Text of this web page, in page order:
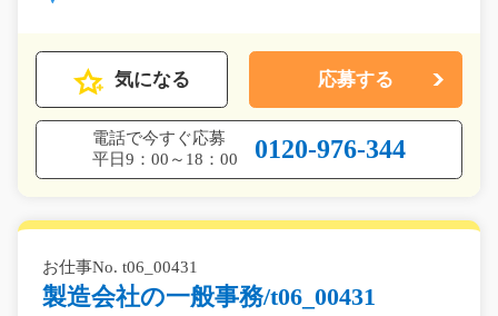
気になる 応募する
電話で今すぐ応募
平日9：00～18：00
0120-976-344
お仕事No. t06_00431
製造会社の一般事務/t06_00431